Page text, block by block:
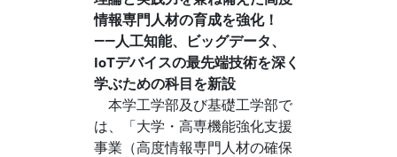
情報専門人材の育成を強化！
――人工知能、ビッグデータ、
IoTデバイスの最先端技術を深く
学ぶための科目を新設
本学工学部及び基礎工学部で
は、「大学・高専機能強化支援
事業（高度情報専門人材の確保